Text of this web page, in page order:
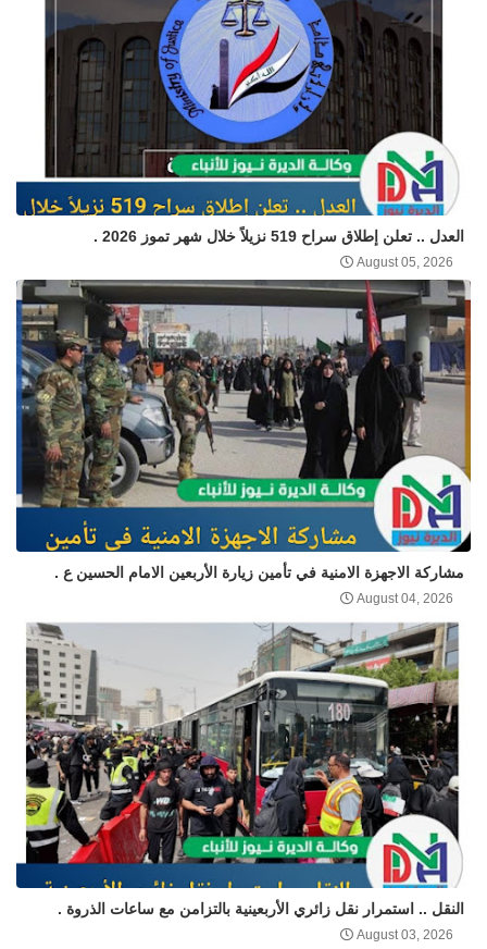
العدل .. تعلن إطلاق سراح 519 نزيلاً خلال شهر تموز 2026 .
August 05, 2026
مشاركة الاجهزة الامنية في تأمين زيارة الأربعين الامام الحسين ع .
August 04, 2026
النقل .. استمرار نقل زائري الأربعينية بالتزامن مع ساعات الذروة .
August 03, 2026